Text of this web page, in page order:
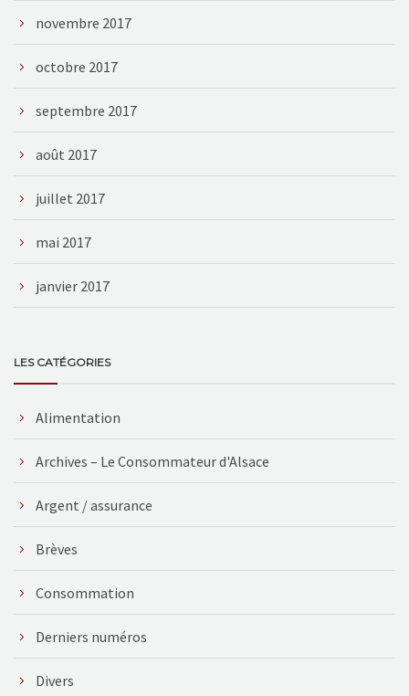
novembre 2017
octobre 2017
septembre 2017
août 2017
juillet 2017
mai 2017
janvier 2017
LES CATÉGORIES
Alimentation
Archives – Le Consommateur d'Alsace
Argent / assurance
Brèves
Consommation
Derniers numéros
Divers